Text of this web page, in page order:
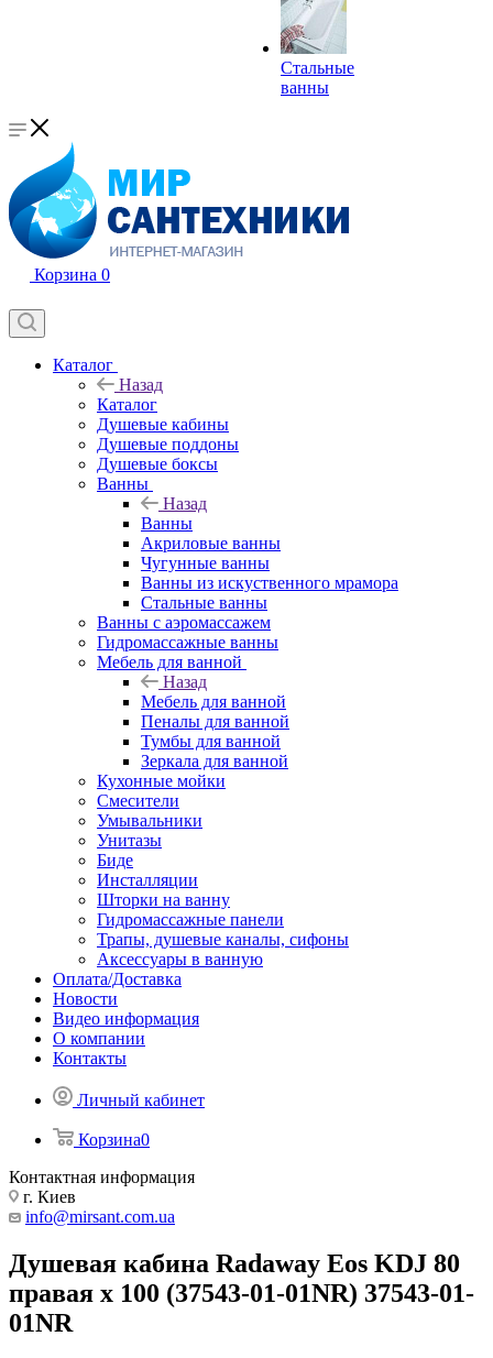
Стальные
ванны
Корзина 0
Каталог
Назад
Каталог
Душевые кабины
Душевые поддоны
Душевые боксы
Ванны
Назад
Ванны
Акриловые ванны
Чугунные ванны
Ванны из искуственного мрамора
Стальные ванны
Ванны с аэромассажем
Гидромассажные ванны
Мебель для ванной
Назад
Мебель для ванной
Пеналы для ванной
Тумбы для ванной
Зеркала для ванной
Кухонные мойки
Смесители
Умывальники
Унитазы
Биде
Инсталляции
Шторки на ванну
Гидромассажные панели
Трапы, душевые каналы, сифоны
Аксессуары в ванную
Оплата/Доставка
Новости
Видео информация
О компании
Контакты
Личный кабинет
Корзина0
Контактная информация
г. Киев
info@mirsant.com.ua
Душевая кабина Radaway Eos KDJ 80
правая x 100 (37543-01-01NR) 37543-01-
01NR